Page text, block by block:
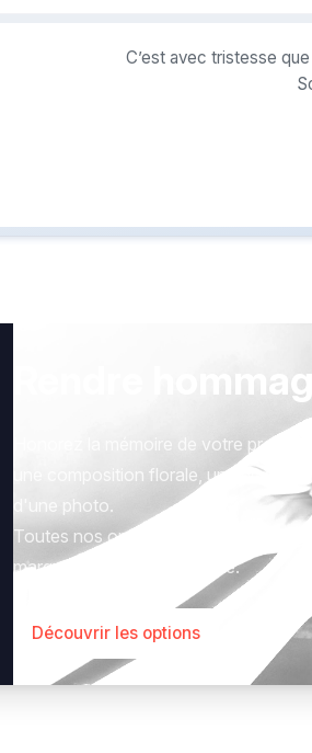
C’est avec tristesse
Rendre
Honorez la mémoire de votre
une composition florale, une
d'une photo.
Toutes nos options sont présentées
marquer le geste qui compte.
Découvrir les options